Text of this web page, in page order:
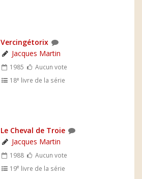
Vercingétorix
Jacques Martin
1985
Aucun vote
18e livre de la série
Le Cheval de Troie
Jacques Martin
1988
Aucun vote
19e livre de la série